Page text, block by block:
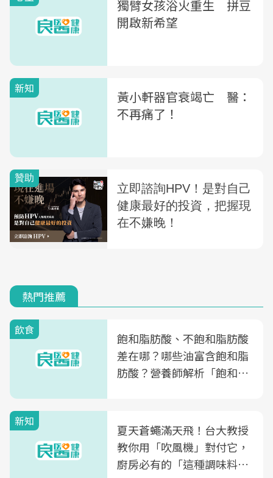
獨臂女孩浴火重生 拼豆
開啟新希望
新知
黃小軒器官衰竭亡 醫：
不再痛了！
熱門推薦
飲食
飽和脂肪酸、不飽和脂肪酸
差在哪？哪些油富含飽和脂
肪酸？營養師解析「飽和脂
新知
夏天蒼蠅滿天飛！台大教授
教你用「吹風機」對付它，
廚房必有的「這種調味料」